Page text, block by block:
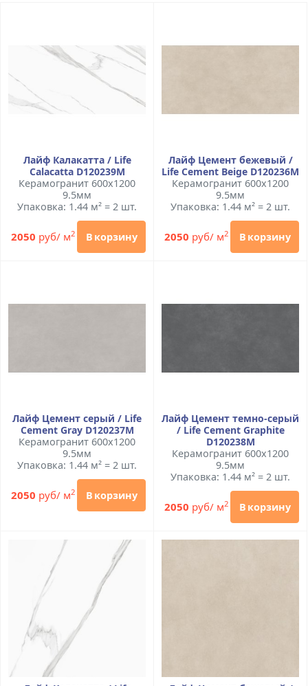
Лайф Калакатта / Life
Calacatta D120239M
Керамогранит 600x1200
9.5мм
Упаковка: 1.44 м² = 2 шт.
2050 руб/ м2 В корзину
Лайф Цемент бежевый /
Life Cement Beige D120236M
Керамогранит 600x1200
9.5мм
Упаковка: 1.44 м² = 2 шт.
2050 руб/ м2 В корзину
Лайф Цемент серый / Life
Cement Gray D120237M
Керамогранит 600x1200
9.5мм
Упаковка: 1.44 м² = 2 шт.
2050 руб/ м2 В корзину
Лайф Цемент темно-серый
/ Life Cement Graphite
D120238M
Керамогранит 600x1200
9.5мм
Упаковка: 1.44 м² = 2 шт.
2050 руб/ м2 В корзину